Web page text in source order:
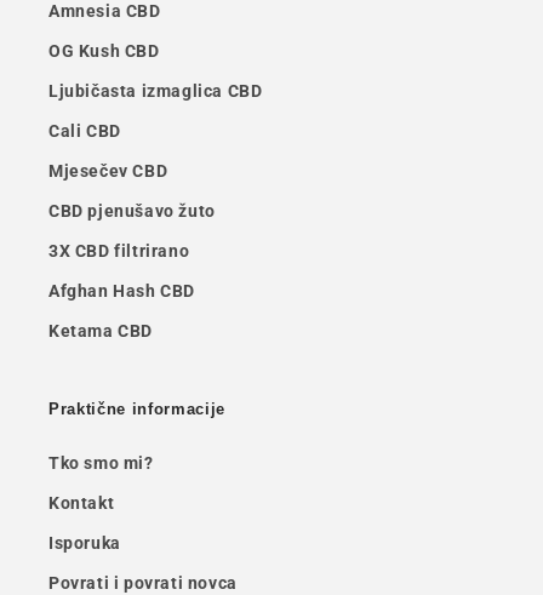
Amnesia CBD
OG Kush CBD
Ljubičasta izmaglica CBD
Cali CBD
Mjesečev CBD
CBD pjenušavo žuto
3X CBD filtrirano
Afghan Hash CBD
Ketama CBD
Praktične informacije
Tko smo mi?
Kontakt
Isporuka
Povrati i povrati novca